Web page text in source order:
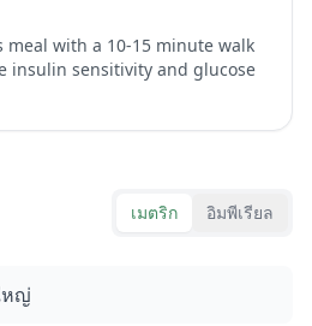
with a 10-15 minute walk
insulin sensitivity and glucose
เมตริก อิมพีเรียล
หญ่